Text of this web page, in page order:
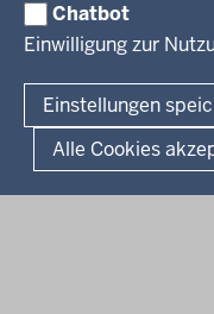
Chatbot
Einwilligung zur
Einstellungen
Alle Cookies
Verfahrensübersichten
Überwachung
© 2026 Bezirksregierung
Organisationsplan
Dokumente und Ressourcen